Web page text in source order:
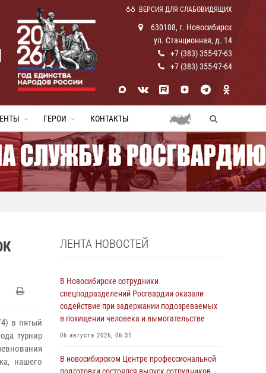
ВЕРСИЯ ДЛЯ СЛАБОВИДЯЩИХ
630108, г. Новосибирск
ул. Станционная, д. 14
+7 (383) 355-97-63
+7 (383) 355-97-64
ГЕРОИ КОНТАКТЫ
в пятый
турнир
нашего
ЛЕНТА НОВОСТЕЙ
В Новосибирске сотрудники
спецподразделений Росгвардии оказали
содействие при задержании подозреваемых
в похищении человека и вымогательстве
06 августа 2026, 06:31
В новосибирском Центре профессиональной